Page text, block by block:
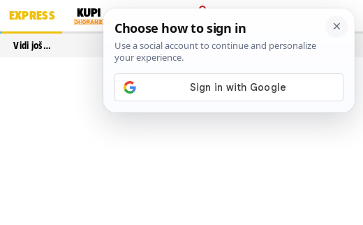
EXPRESS
PRIJAVA
Vidi još…